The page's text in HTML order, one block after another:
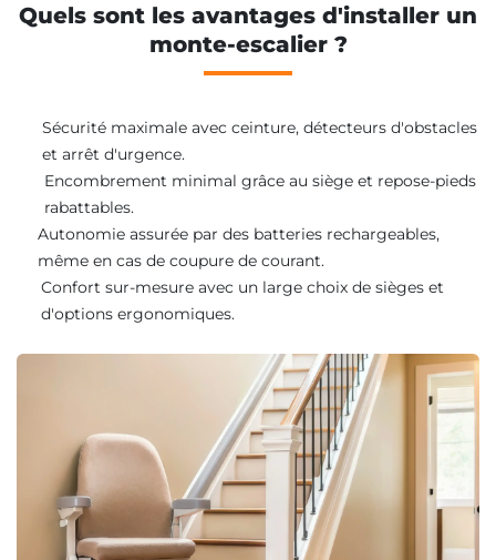
Quels sont les avantages d'installer un
monte-escalier ?
Sécurité maximale avec ceinture, détecteurs d'obstacles
et arrêt d'urgence.
Encombrement minimal grâce au siège et repose-pieds
rabattables.
Autonomie assurée par des batteries rechargeables,
même en cas de coupure de courant.
Confort sur-mesure avec un large choix de sièges et
d'options ergonomiques.